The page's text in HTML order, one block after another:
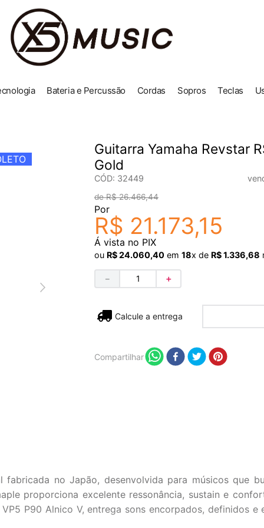
Bateria e Percussão Cordas Sopros Teclas
Guitarra Yamaha Revstar
Gold
CÓD: 32449
R$ 26.466,44
Por
R$ 21.173,15
Á vista no PIX
ou R$24.060,40 em 18x de R$1.336,68
＋
－
Não sei meu CEP
Compartilhar
no Japão, desenvolvida para músicos que
proporciona excelente ressonância, sustain e
P90 Alnico V, entrega sons encorpados, definidos e